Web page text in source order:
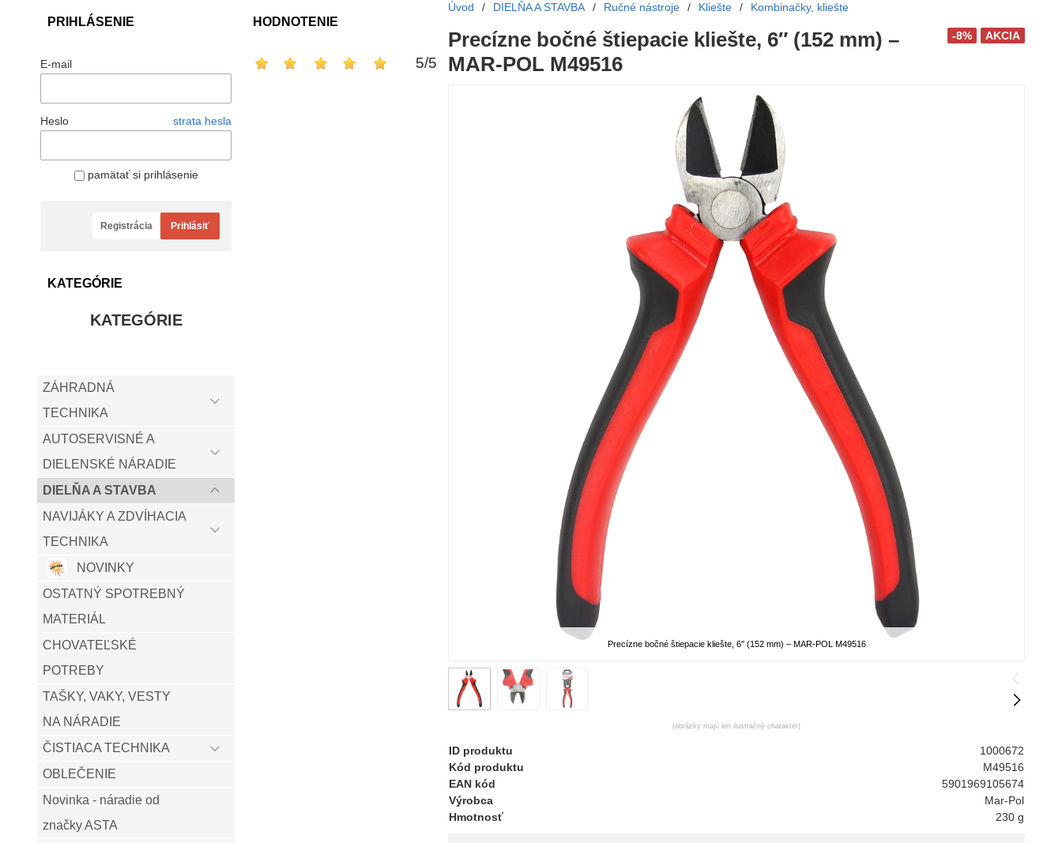
PRIHLÁSENIE
E-mail
Heslo strata hesla
pamätať si prihlásenie
Registrácia Prihlásiť
KATEGÓRIE
KATEGÓRIE
ZÁHRADNÁ
TECHNIKA
AUTOSERVISNÉ A
DIELENSKÉ NÁRADIE
DIELŇA A STAVBA
NAVIJÁKY A ZDVÍHACIA
TECHNIKA
NOVINKY
OSTATNÝ SPOTREBNÝ
MATERIÁL
CHOVATEĽSKÉ
POTREBY
TAŠKY, VAKY, VESTY
NA NÁRADIE
ČISTIACA TECHNIKA
OBLEČENIE
Novinka - náradie od
značky ASTA
HODNOTENIE
5/5
Úvod / DIELŇA A STAVBA / Ručné nástroje / Kliešte / Kombinačky, kliešte
AKCIA
-8%
Precízne bočné štiepacie kliešte, 6″ (152 mm) –
MAR-POL M49516
Precízne bočné štiepacie kliešte, 6″ (152 mm) – MAR-POL M49516
(obrázky majú len ilustračný charakter)
ID produktu
1000672
Kód produktu
M49516
EAN kód
5901969105674
Výrobca
Mar-Pol
Hmotnosť
230 g